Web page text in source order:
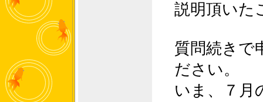
説明頂いた
質問続きで
ださい。
いま、７月